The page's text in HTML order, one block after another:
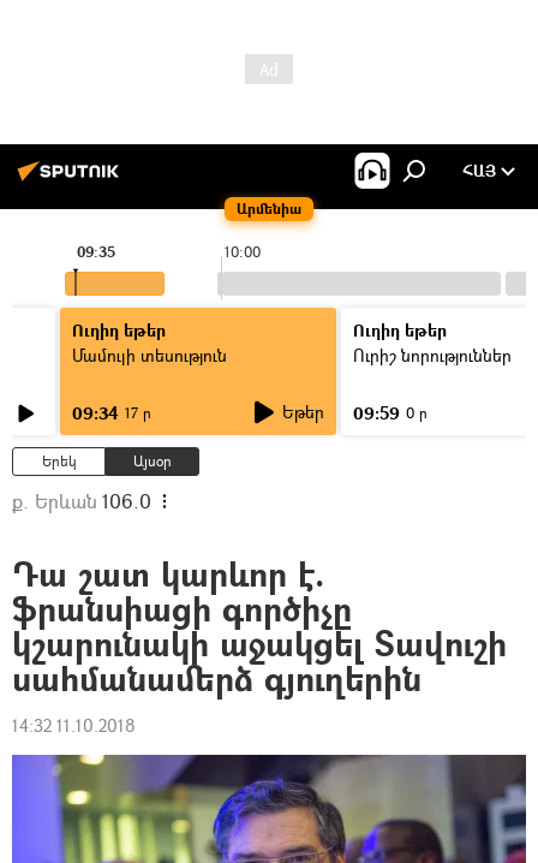
Արմենիա
ՀԱՅ
10:00
09:35
Ուղիղ եթեր
Մամուլի տեսություն
09:34 17 ր Եթեր
Ուղիղ եթեր
Ուրիշ նորություններ
09:59 0 ր
Երեկ Այսօր
ք. Երևան 106.0
Դա շատ կարևոր է.
ֆրանսիացի գործիչը
կշարունակի աջակցել Տավուշի
սահմանամերձ գյուղերին
14:32 11.10.2018